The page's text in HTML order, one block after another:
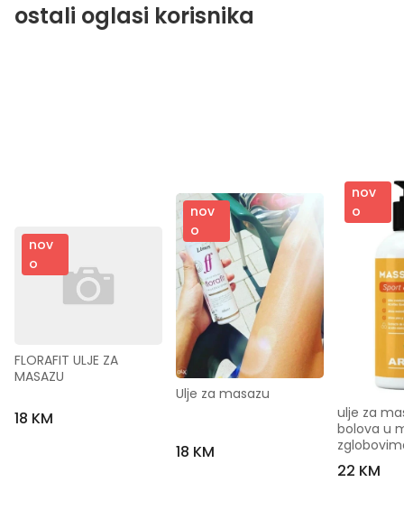
ostali oglasi korisnika
nov
o
FLORAFIT ULJE ZA
MASAZU
18 KM
nov
o
Ulje za masazu
18 KM
nov
o
ulje za
bolova u
22 KM